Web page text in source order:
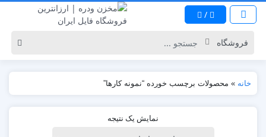
/
خانه » محصولات برچسب خورده “نمونه کارها”
نمایش یک نتیجه